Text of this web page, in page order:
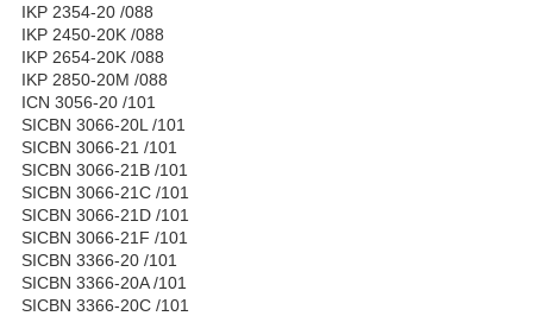
IKP 2354-20 /088
IKP 2450-20K /088
IKP 2654-20K /088
IKP 2850-20M /088
ICN 3056-20 /101
SICBN 3066-20L /101
SICBN 3066-21 /101
SICBN 3066-21B /101
SICBN 3066-21C /101
SICBN 3066-21D /101
SICBN 3066-21F /101
SICBN 3366-20 /101
SICBN 3366-20A /101
SICBN 3366-20C /101